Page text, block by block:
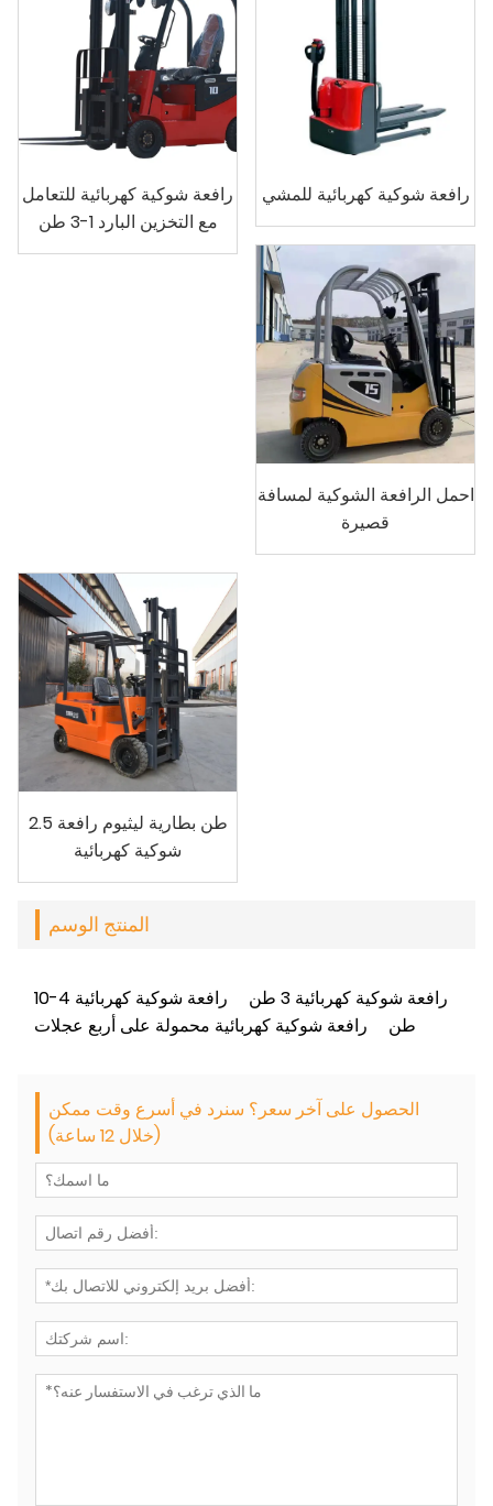
رافعة شوكية كهربائية للتعامل
مع التخزين البارد 1-3 طن
رافعة شوكية كهربائية للمشي
احمل الرافعة الشوكية لمسافة
قصيرة
2.5 طن بطارية ليثيوم رافعة
شوكية كهربائية
المنتج الوسم
رافعة شوكية كهربائية 3 طن
رافعة شوكية كهربائية 4-10
طن
رافعة شوكية كهربائية محمولة على أربع عجلات
الحصول على آخر سعر؟ سنرد في أسرع وقت ممكن
(خلال 12 ساعة)